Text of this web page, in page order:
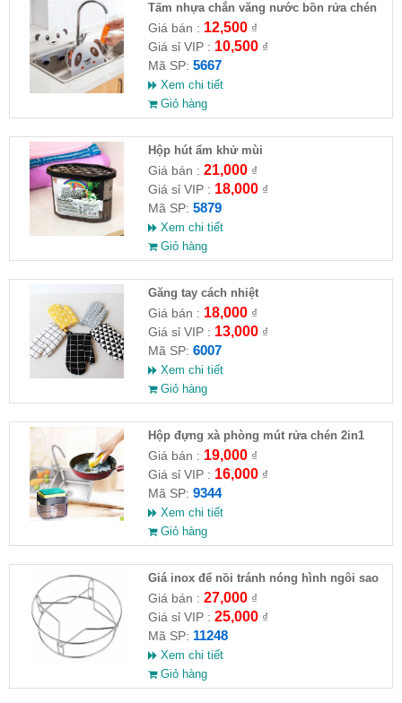
Tấm nhựa chắn văng nước bồn rửa chén
hình gấu
Giá bán : 12,500₫
Giá sỉ VIP : 10,500₫
Mã SP: 5667
Xem chi tiết
Giỏ hàng
Hộp hút ẩm khử mùi
Giá bán : 21,000₫
Giá sỉ VIP : 18,000₫
Mã SP: 5879
Xem chi tiết
Giỏ hàng
Găng tay cách nhiệt
Giá bán : 18,000₫
Giá sỉ VIP : 13,000₫
Mã SP: 6007
Xem chi tiết
Giỏ hàng
Hộp đựng xà phòng mút rửa chén 2in1
14x10.5x10cm
Giá bán : 19,000₫
Giá sỉ VIP : 16,000₫
Mã SP: 9344
Xem chi tiết
Giỏ hàng
Giá inox để nồi tránh nóng hình ngôi sao
Giá bán : 27,000₫
Giá sỉ VIP : 25,000₫
Mã SP: 11248
Xem chi tiết
Giỏ hàng